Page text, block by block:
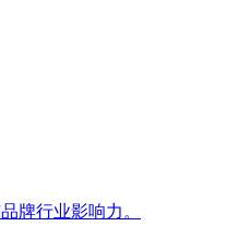
牌行业影响力。